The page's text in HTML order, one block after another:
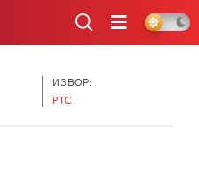
ИЗВОР:
РТС